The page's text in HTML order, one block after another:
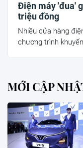
Điện máy 'đua'
triệu đồng
Nhiều cửa hàng
chương trình
MỚI CẬP